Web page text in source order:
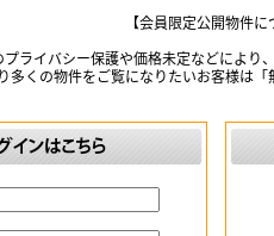
【会員限定公開物件に
ライバシー保護や価格未定などにより
多くの物件をご覧になりたいお客様は「